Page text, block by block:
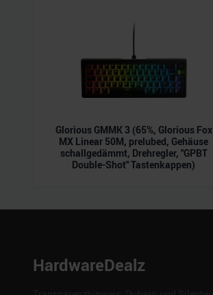
Glorious GMMK 3 (65%, Glorious Fox
MX Linear 50M, prelubed, Gehäuse
schallgedämmt, Drehregler, "GPBT
Double-Shot" Tastenkappen)
HardwareDealz